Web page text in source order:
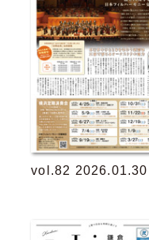
vol.82 2026.01.30